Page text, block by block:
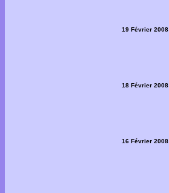
19 Février 2008
18 Février 2008
16 Février 2008